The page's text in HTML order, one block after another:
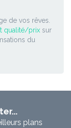
de vos rêves.
qualité/prix sur
du
plans